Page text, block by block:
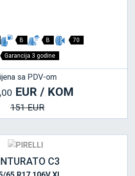
B B 70
Garancija 3 godine
sa PDV-om
00 EUR / KOM
151 EUR
C3